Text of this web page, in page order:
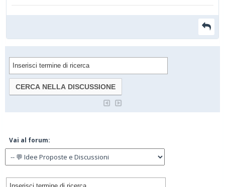
Vai al forum: